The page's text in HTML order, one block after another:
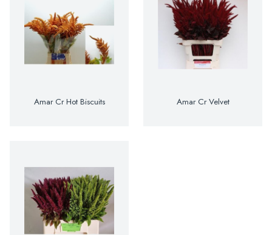
Amar Cr Hot Biscuits Amar Cr Velvet